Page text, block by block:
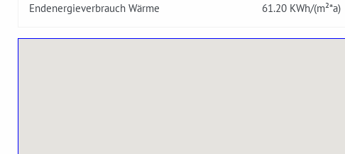
Endenergieverbrauch Wärme
61.20 KWh/(m²*a)